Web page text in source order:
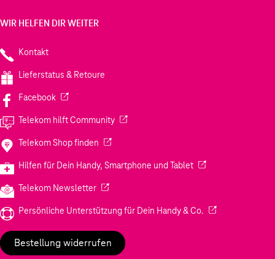
WIR HELFEN DIR WEITER
Kontakt
Lieferstatus & Retoure
Facebook(Wird in einem neuen Tab geöffnet)
Telekom hilft Community(Wird in einem neuen Tab geöffnet)
Telekom Shop finden (Wird in einem neuen Tab geöffnet)
Hilfen für Dein Handy, Smartphone und Tablet(Wird in einem
Telekom Newsletter(Wird in einem neuen Tab geöffnet)
Persönliche Unterstützung für Dein Handy & Co. (Wird in einem
Bestellung widerrufen